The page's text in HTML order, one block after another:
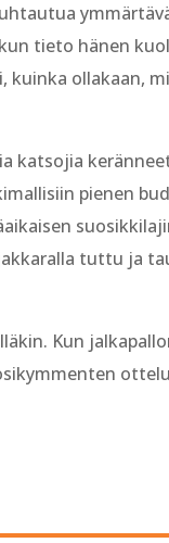
tieto hänen
kuinka ollakaan,
katsojia
pienen
tuttu ja
Kun